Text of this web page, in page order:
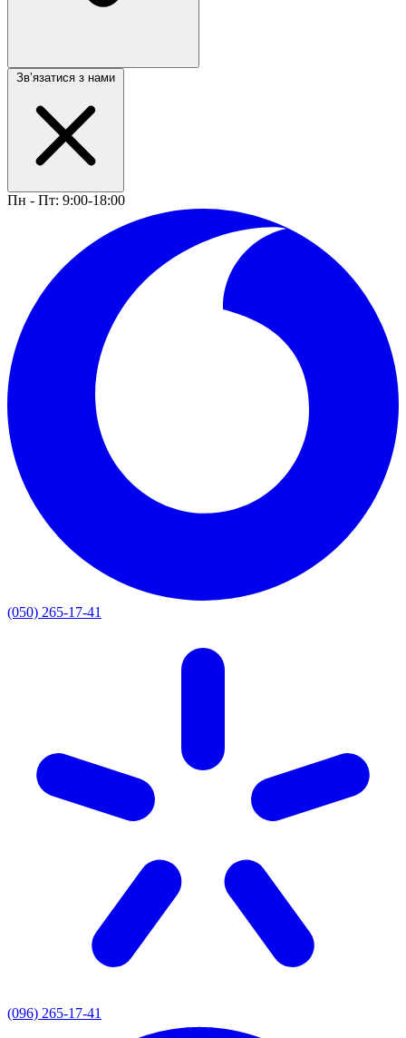
Звʼязатися з нами
Пн - Пт: 9:00-18:00
(050) 265-17-41
(096) 265-17-41